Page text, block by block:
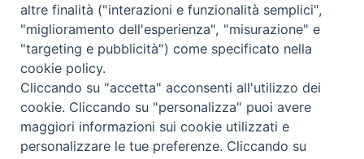
CONTATTI:
LUCERA: Piazza Duomo, 13 - 71036 Lucera (FG) − tel.
0881/520882 - e-mail: info@diocesiluceratroia.it
Segreteria del
Vescovo: tel/fax 0881/522244 - e-mail:
vescovo@diocesiluceratroia.it
TROIA: Piazza Episcopio - 71029 Troia (FG) − tel. 0881/977051
altre finalità ("interazioni e funzionalità semplici",
"miglioramento dell'esperienza", "misurazione" e
"targeting e pubblicità") come specificato nella
cookie policy.
Cliccando su "accetta" acconsenti all'utilizzo dei
cookie. Cliccando su "personalizza" puoi avere
maggiori informazioni sui cookie utilizzati e
personalizzare le tue preferenze. Cliccando su